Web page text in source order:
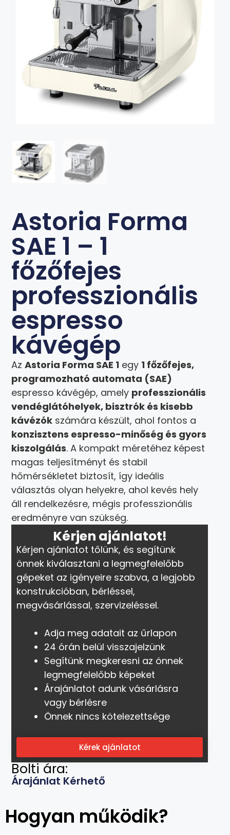
Astoria Forma
SAE 1 – 1
főzőfejes
professzionális
espresso
kávégép
AzAstoria Forma SAE 1 egy 1 főzőfejes,
programozható automata (SAE)
espresso kávégép, amely professzionális
vendéglátóhelyek, bisztrók és kisebb
kávézók számára készült, ahol fontos a
konzisztens espresso-minőség és gyors
kiszolgálás. A kompakt méretéhez képest
magas teljesítményt és stabil
hőmérsékletet biztosít, így ideális
választás olyan helyekre, ahol kevés hely
áll rendelkezésre, mégis professzionális
eredményre van szükség.
Kérjen ajánlatot!
Kérjen ajánlatot tőlünk, és segítünk
önnek kiválasztani a legmegfelelőbb
gépeket az igényeire szabva, a legjobb
konstrukcióban, bérléssel,
megvásárlással, szervizeléssel.
Adja meg adatait az űrlapon
24 órán belül visszajelzünk
Segítünk megkeresni az önnek
legmegfelelőbb képeket
Árajánlatot adunk vásárlásra
vagy bérlésre
Önnek nincs kötelezettsége
Kérek ajánlatot
Bolti ára:
Árajánlat Kérhető
Hogyan működik?